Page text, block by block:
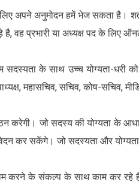
अपने अनुमोदन हमें भेज सकता है।
वह प्रभारी या अध्यक्ष पद के लिए
सदस्यता के साथ उच्च योग्यता-धरी
महासचिव, सचिव, कोष-सचिव,
करेगी। जो सदस्य की योग्यता के
सकेंगे। जो सदस्यता और योग्यता
के संकल्प के साथ काम कर रहे